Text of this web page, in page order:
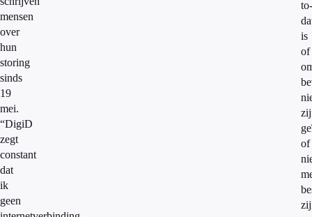
mensen
over
hun
storing
sinds
19
mei.
“DigiD
zegt
constant
dat
ik
geen
to-
is
of
of